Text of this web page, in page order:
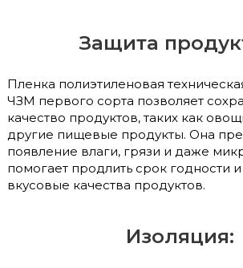
Защита
Пленка полиэтиленовая
ЧЗМ первого сорта позволяет
качество продуктов, таких как
другие пищевые продукты. Она
появление влаги, грязи и даже
помогает продлить срок годности
вкусовые качества продуктов.
Изоляция: